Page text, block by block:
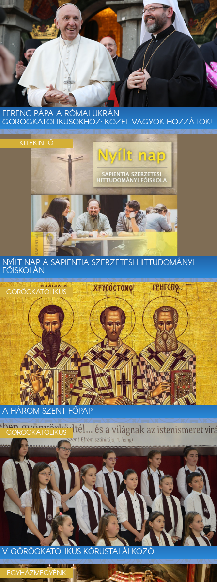
FERENC PÁPA A RÓMAI UKRÁN
GÖRÖGKATOLIKUSOKHOZ: KÖZEL VAGYOK HOZZÁTOK!
NYÍLT NAP A SAPIENTIA SZERZETESI HITTUDOMÁNYI
FŐISKOLÁN
KITEKINTŐ
A HÁROM SZENT FŐPAP
GÖRÖGKATOLIKUS
V. GÖRÖGKATOLIKUS KÓRUSTALÁLKOZÓ
GÖRÖGKATOLIKUS
EGYHÁZMEGYÉNK